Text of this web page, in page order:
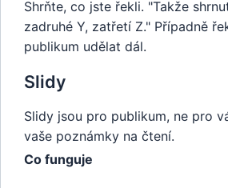
Shrňte, co jste řekli. "Takže
zadruhé Y, zatřetí Z." Případně
publikum udělat dál.
Slidy
Slidy jsou pro publikum, ne pro
vaše poznámky na čtení.
Co funguje